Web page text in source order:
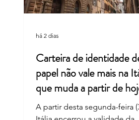
Carteira de identidade
papel não vale mais na
que muda a partir de
A partir desta segunda-feira
há 2 dias